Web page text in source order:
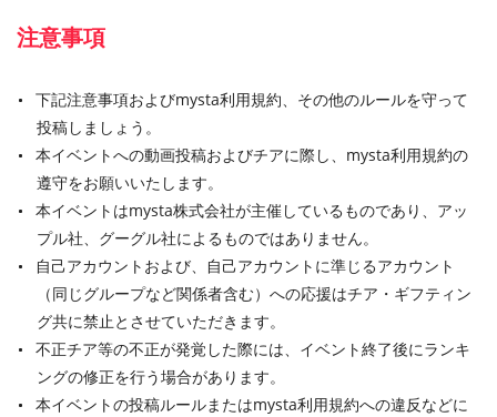
注意事項
下記注意事項およびmysta利用規約、その他のルールを守って
投稿しましょう。
本イベントへの動画投稿およびチアに際し、mysta利用規約の
遵守をお願いいたします。
本イベントはmysta株式会社が主催しているものであり、アッ
プル社、グーグル社によるものではありません。
自己アカウントおよび、自己アカウントに準じるアカウント
（同じグループなど関係者含む）への応援はチア・ギフティン
グ共に禁止とさせていただきます。
不正チア等の不正が発覚した際には、イベント終了後にランキ
ングの修正を行う場合があります。
本イベントの投稿ルールまたはmysta利用規約への違反などに